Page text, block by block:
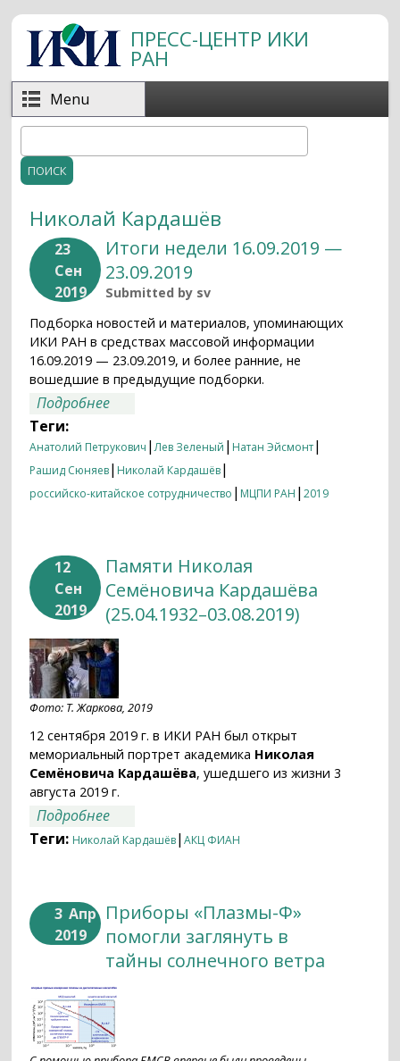
Перейти к основному содержанию
ПРЕСС-ЦЕНТР ИКИ
РАН
Menu
Форма поиска
Николай Кардашёв
23
Сен
2019
Итоги недели 16.09.2019 —
23.09.2019
Submitted by sv
Подборка новостей и материалов, упоминающих
ИКИ РАН в средствах массовой информации
16.09.2019 — 23.09.2019, и более ранние, не
вошедшие в предыдущие подборки.
Подробнее
Теги:
Анатолий Петрукович |Лев Зеленый | Натан Эйсмонт|
Рашид Сюняев| Николай Кардашёв|
российско-китайское сотрудничество | МЦПИ РАН |2019
12
Сен
2019
Памяти Николая
Семёновича Кардашёва
(25.04.1932–03.08.2019)
Фото: Т. Жаркова, 2019
12 сентября 2019 г. в ИКИ РАН был открыт
мемориальный портрет академика Николая
Семёновича Кардашёва, ушедшего из жизни 3
августа 2019 г.
Подробнее
Кардашёва (25.04.1932–03.08.2019)
Теги: Николай Кардашёв|АКЦ ФИАН
3 Апр
2019
Приборы «Плазмы-Ф»
помогли заглянуть в
тайны солнечного ветра